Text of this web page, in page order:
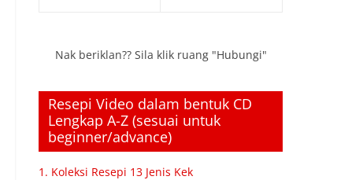
Nak beriklan?? Sila klik ruang "Hubungi"
Resepi Video dalam bentuk CD
Lengkap A-Z (sesuai untuk
beginner/advance)
1. Koleksi Resepi 13 Jenis Kek